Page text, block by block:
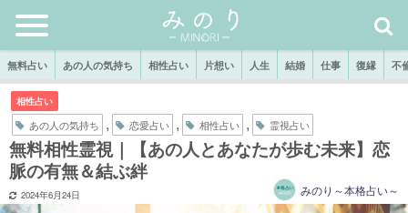
無料占い あの人の気持ち 相性占い 片想い 人生 結婚 仕事 復縁 不
相性占い
あの人の気持ち , 恋愛占い , 相性占い , 霊視占い
無料相性霊視｜【あの人とあなたが歩む未来】恋
脈の有無＆結ぶ絆
2024年6月24日 みのり～本格占い～